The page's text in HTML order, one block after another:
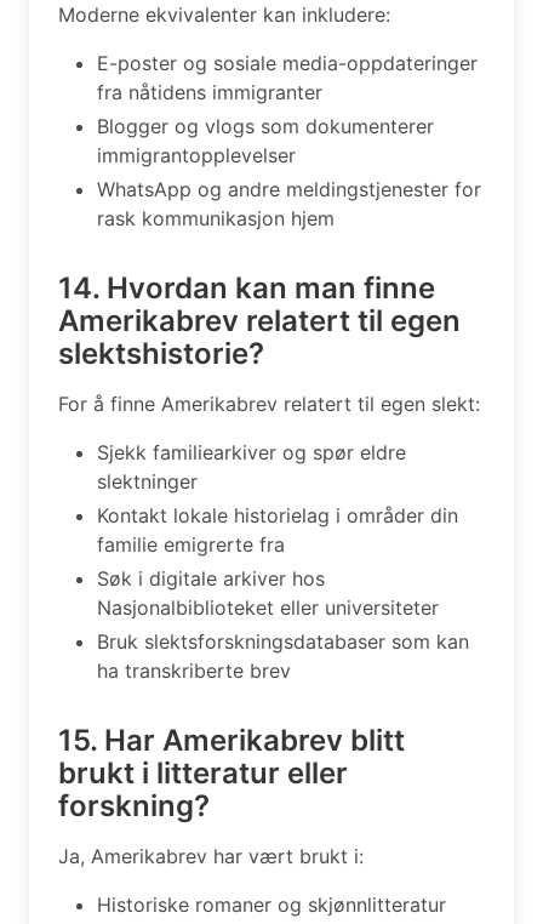
Moderne ekvivalenter kan inkludere:
E-poster og sosiale media-oppdateringer
fra nåtidens immigranter
Blogger og vlogs som dokumenterer
immigrantopplevelser
WhatsApp og andre meldingstjenester for
rask kommunikasjon hjem
14. Hvordan kan man finne
Amerikabrev relatert til egen
slektshistorie?
For å finne Amerikabrev relatert til egen slekt:
Sjekk familiearkiver og spør eldre
slektninger
Kontakt lokale historielag i områder din
familie emigrerte fra
Søk i digitale arkiver hos
Nasjonalbiblioteket eller universiteter
Bruk slektsforskningsdatabaser som kan
ha transkriberte brev
15. Har Amerikabrev blitt
brukt i litteratur eller
forskning?
Ja, Amerikabrev har vært brukt i:
Historiske romaner og skjønnlitteratur